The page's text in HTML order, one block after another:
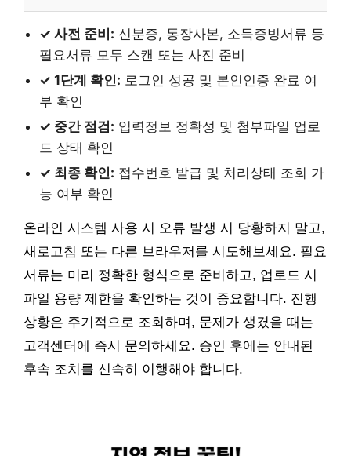
✓ 사전 준비: 신분증, 통장사본, 소득증빙서류 등
필요서류 모두 스캔 또는 사진 준비
✓ 1단계 확인: 로그인 성공 및 본인인증 완료 여
부 확인
✓ 중간 점검: 입력정보 정확성 및 첨부파일 업로
드 상태 확인
✓ 최종 확인: 접수번호 발급 및 처리상태 조회 가
능 여부 확인
온라인 시스템 사용 시 오류 발생 시 당황하지 말고,
새로고침 또는 다른 브라우저를 시도해보세요. 필요
서류는 미리 정확한 형식으로 준비하고, 업로드 시
파일 용량 제한을 확인하는 것이 중요합니다. 진행
상황은 주기적으로 조회하며, 문제가 생겼을 때는
고객센터에 즉시 문의하세요. 승인 후에는 안내된
후속 조치를 신속히 이행해야 합니다.